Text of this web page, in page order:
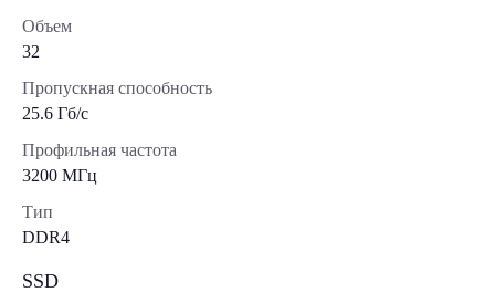
Объем
32
Пропускная способность
25.6 Гб/с
Профильная частота
3200 МГц
Тип
DDR4
SSD